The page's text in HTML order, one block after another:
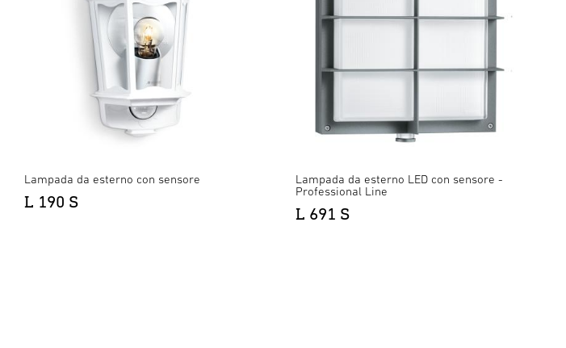
Lampada da esterno con sensore
L 190 S
Lampada da esterno LED con sensore -
Professional Line
L 691 S